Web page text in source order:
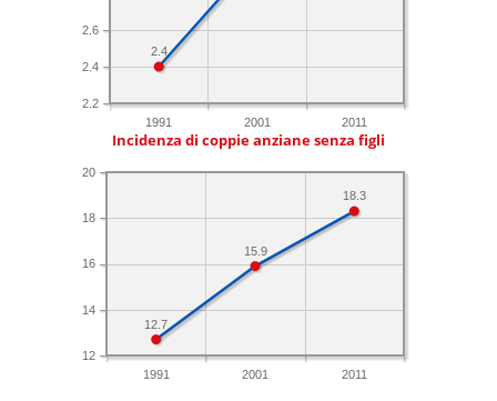
1991 2001 2011
2.2
2.4
2.6
2.4
Incidenza di coppie anziane senza figli
1991 2001 2011
12
14
16
18
20
18.3
15.9
12.7